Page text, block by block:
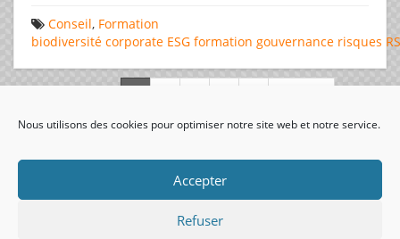
Nous utilisons des cookies pour optimiser notre site web et notre service.
Accepter
Refuser
Conseil, Formation
biodiversité corporate ESG formation gouvernance risques
visiteurs uniques: